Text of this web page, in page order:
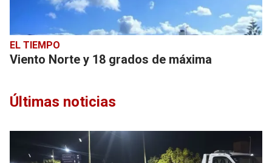
EL TIEMPO
Viento Norte y 18 grados de máxima
Últimas noticias